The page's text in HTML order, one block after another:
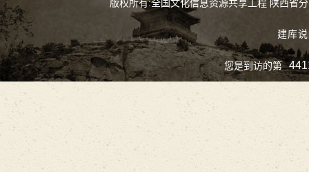
版权所有:全国文化信息资源共享工程 陕西省
建库
您是到访的第